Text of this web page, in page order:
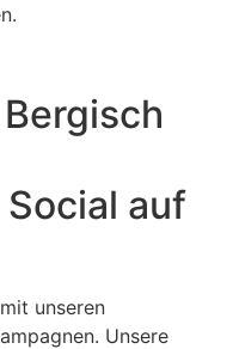
Social auf
unseren
Unsere